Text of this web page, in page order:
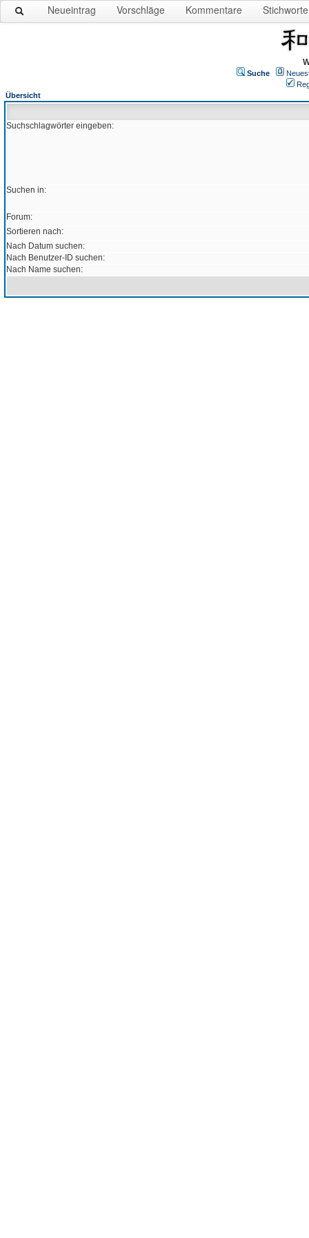
Neueintrag Vorschläge Kommentare Stichworte
Suche
Übersicht
Suchschlagwörter eingeben:
Suchen in:
Forum:
Sortieren nach:
Nach Datum suchen:
Nach Benutzer-ID suchen:
Nach Name suchen: